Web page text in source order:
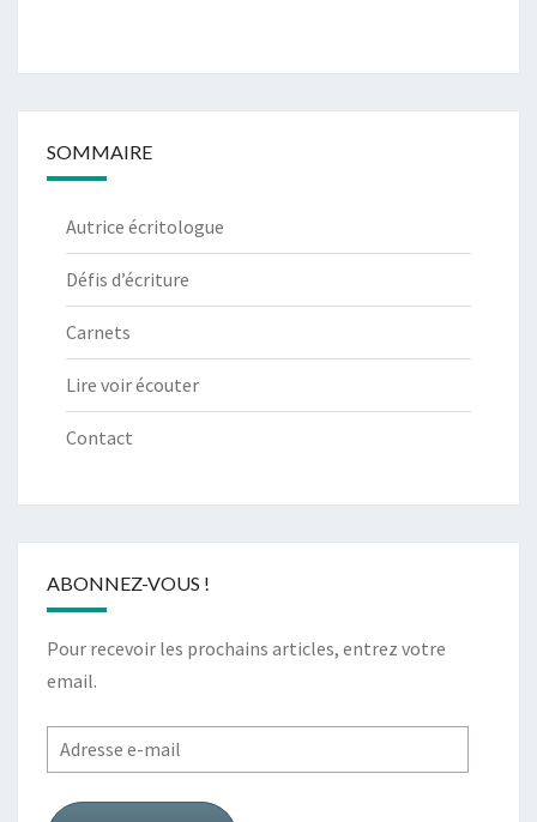
SOMMAIRE
Autrice écritologue
Défis d’écriture
Carnets
Lire voir écouter
Contact
ABONNEZ-VOUS !
Pour recevoir les prochains articles, entrez votre
email.
Adresse
e-
mail